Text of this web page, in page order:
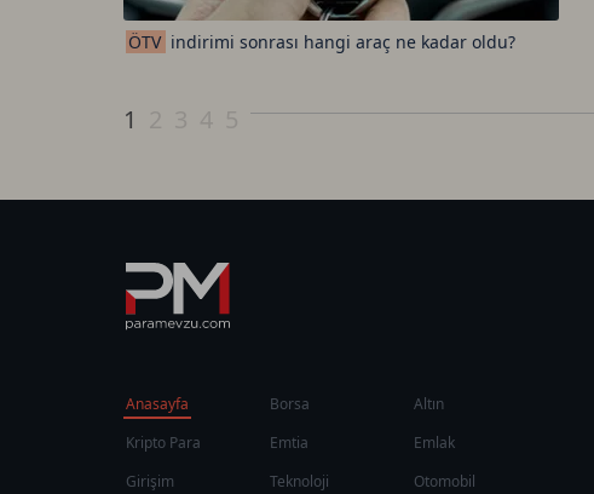
ÖTV indirimi sonrası hangi araç ne kadar oldu?
1
Anasayfa Borsa
Altın
Kripto Para
Emtia
Emlak
Girişim
Teknoloji
Otomobil